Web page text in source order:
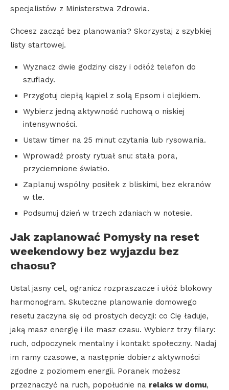
specjalistów z Ministerstwa Zdrowia.
Chcesz zacząć bez planowania? Skorzystaj z szybkiej
listy startowej.
Wyznacz dwie godziny ciszy i odłóż telefon do
szuflady.
Przygotuj ciepłą kąpiel z solą Epsom i olejkiem.
Wybierz jedną aktywność ruchową o niskiej
intensywności.
Ustaw timer na 25 minut czytania lub rysowania.
Wprowadź prosty rytuał snu: stała pora,
przyciemnione światło.
Zaplanuj wspólny posiłek z bliskimi, bez ekranów
w tle.
Podsumuj dzień w trzech zdaniach w notesie.
Jak zaplanować Pomysły na reset
weekendowy bez wyjazdu bez
chaosu?
Ustal jasny cel, ogranicz rozpraszacze i ułóż blokowy
harmonogram. Skuteczne planowanie domowego
resetu zaczyna się od prostych decyzji: co Cię ładuje,
jaką masz energię i ile masz czasu. Wybierz trzy filary:
ruch, odpoczynek mentalny i kontakt społeczny. Nadaj
im ramy czasowe, a następnie dobierz aktywności
zgodne z poziomem energii. Poranek możesz
przeznaczyć na ruch, popołudnie na relaks w domu,